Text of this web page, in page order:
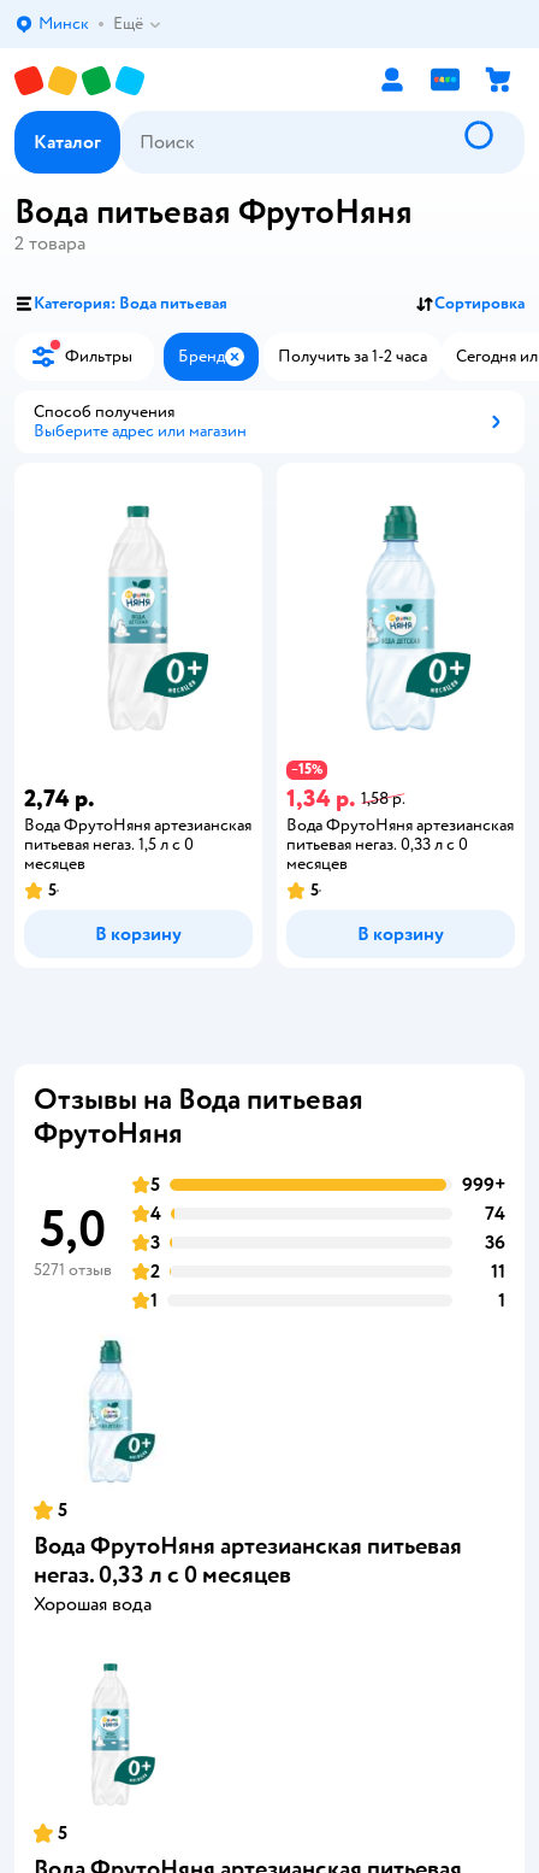
Выбор адреса доставки.
Минск Ещё
Каталог
Вода питьевая ФрутоНяня
2 товара
Категория: Вода питьевая Сортировка
Фильтры Бренд ЗакрытьПолучить за 1-2 часа Сегодня
Способ получения
Выберите адрес или магазин
2,74 р.
Вода ФрутоНяня артезианская
питьевая негаз. 1,5 л с 0
месяцев
5
В корзину
−15%
1,34 р. 1,58 р.
Вода ФрутоНяня артезианская
питьевая негаз. 0,33 л с 0
месяцев
5
В корзину
Отзывы на Вода питьевая
ФрутоНяня
5,0
5271 отзыв
5
999+
4
74
3
36
2
11
1
1
5
Вода ФрутоНяня артезианская питьевая
негаз. 0,33 л с 0 месяцев
Хорошая вода
5